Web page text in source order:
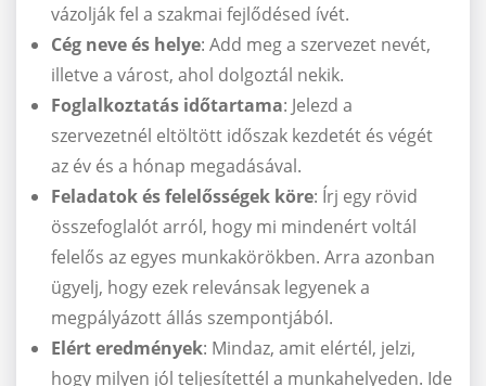
vázolják fel a szakmai fejlődésed ívét.
Cég neve és helye: Add meg a szervezet nevét,
illetve a várost, ahol dolgoztál nekik.
Foglalkoztatás időtartama: Jelezd a
szervezetnél eltöltött időszak kezdetét és végét
az év és a hónap megadásával.
Feladatok és felelősségek köre: Írj egy rövid
összefoglalót arról, hogy mi mindenért voltál
felelős az egyes munkakörökben. Arra azonban
ügyelj, hogy ezek relevánsak legyenek a
megpályázott állás szempontjából.
Elért eredmények: Mindaz, amit elértél, jelzi,
hogy milyen jól teljesítettél a munkahelyeden. Ide